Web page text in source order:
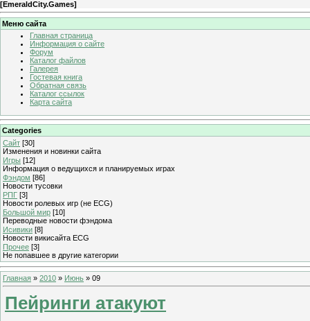
[EmeraldCity.Games]
Меню сайта
Главная страница
Информация о сайте
Форум
Каталог файлов
Галерея
Гостевая книга
Обратная связь
Каталог ссылок
Карта сайта
Categories
Сайт [30]
Изменения и новинки сайта
Игры [12]
Информация о ведущихся и планируемых играх
Фэндом [86]
Новости тусовки
РПГ [3]
Новости ролевых игр (не ECG)
Большой мир [10]
Переводные новости фэндома
Исивики [8]
Новости викисайта ECG
Прочее [3]
Не попавшее в другие категории
Главная » 2010 » Июнь » 09
Пейринги атакуют